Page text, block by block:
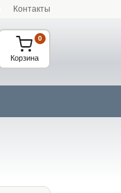
Контакты
Корзина
0